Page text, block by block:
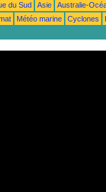
du Sud Asie
Australie-
Météo marine Cyclones